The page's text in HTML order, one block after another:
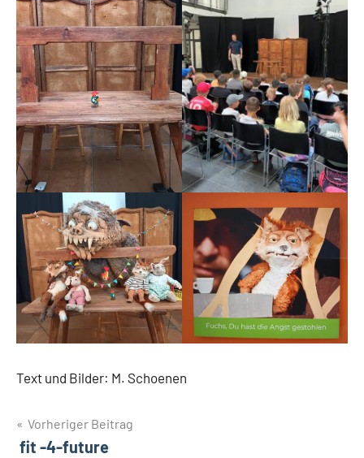
Text und Bilder: M. Schoenen
Beitragsnavigation
Vorheriger Beitrag
fit -4-future